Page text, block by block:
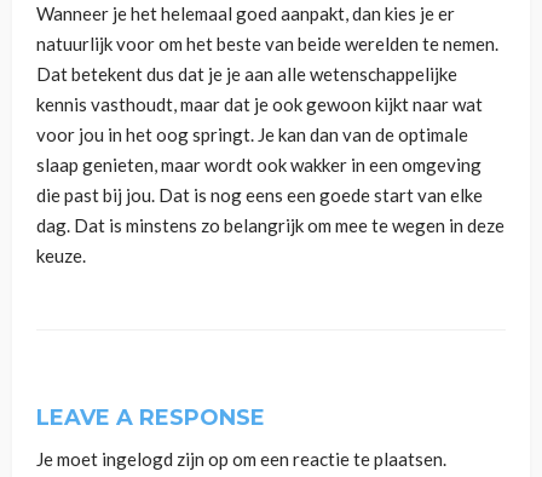
Wanneer je het helemaal goed aanpakt, dan kies je er
natuurlijk voor om het beste van beide werelden te nemen.
Dat betekent dus dat je je aan alle wetenschappelijke
kennis vasthoudt, maar dat je ook gewoon kijkt naar wat
voor jou in het oog springt. Je kan dan van de optimale
slaap genieten, maar wordt ook wakker in een omgeving
die past bij jou. Dat is nog eens een goede start van elke
dag. Dat is minstens zo belangrijk om mee te wegen in deze
keuze.
LEAVE A RESPONSE
Je moet ingelogd zijn op om een reactie te plaatsen.